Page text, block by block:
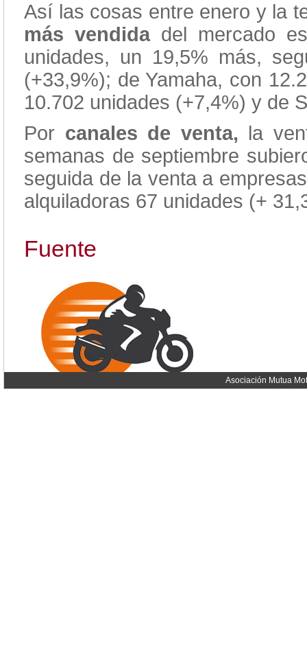
Así las cosas entre enero y la
más vendidadel mercado
unidades, un 19,5% más,
(+33,9%); de Yamaha, con
10.702 unidades (+7,4%) y de
Por canales de venta, la
semanas de septiembre
seguida de la venta a
alquiladoras 67 unidades (+
Fuente
Asociación Mutua